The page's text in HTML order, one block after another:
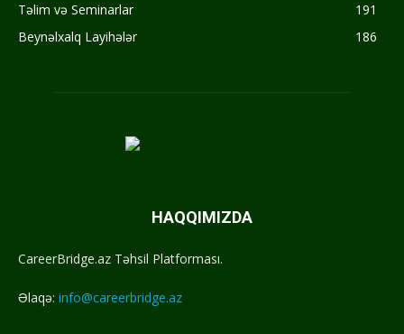
Təlim və Seminarlar
191
Beynəlxalq Layihələr
186
HAQQIMIZDA
CareerBridge.az Təhsil Platforması.
Əlaqə: info@careerbridge.az